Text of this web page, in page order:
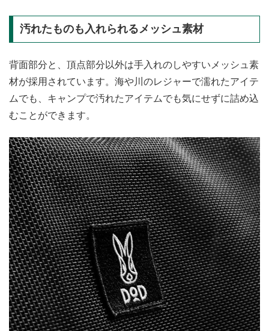
汚れたものも入れられるメッシュ素材
背面部分と、頂点部分以外は手入れのしやすいメッシュ素
材が採用されています。海や川のレジャーで濡れたアイテ
ムでも、キャンプで汚れたアイテムでも気にせずに詰め込
むことができます。